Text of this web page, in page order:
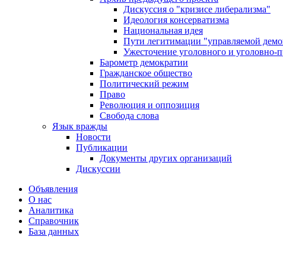
Дискуссия о "кризисе либерализма"
Идеология консерватизма
Национальная идея
Пути легитимации "управляемой
Ужесточение уголовного и уголовно-
Барометр демократии
Гражданское общество
Политический режим
Право
Революция и оппозиция
Свобода слова
Язык вражды
Новости
Публикации
Документы других организаций
Дискуссии
Объявления
О нас
Аналитика
Справочник
База данных